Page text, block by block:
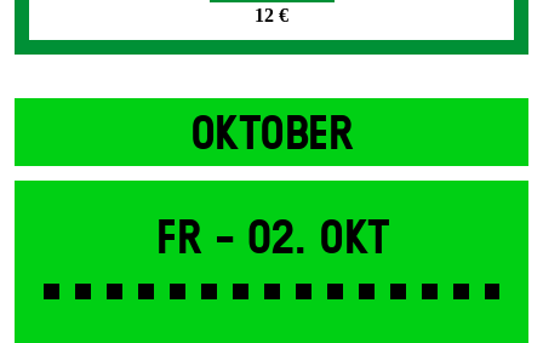
12 €
OKTOBER
Fr - 02. Okt